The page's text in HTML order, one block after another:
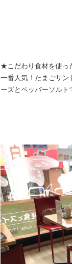
★こだわり食材を使っ
一番人気！たまごサン
ーズとペッパーソルト